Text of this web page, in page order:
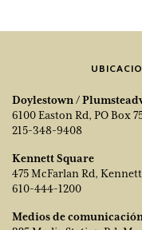
Doylestown /
6100 Easton Rd, PO Box
215-348-9408
Kennett Square
475 McFarlan Rd,
610-444-1200
Medios de comunicación